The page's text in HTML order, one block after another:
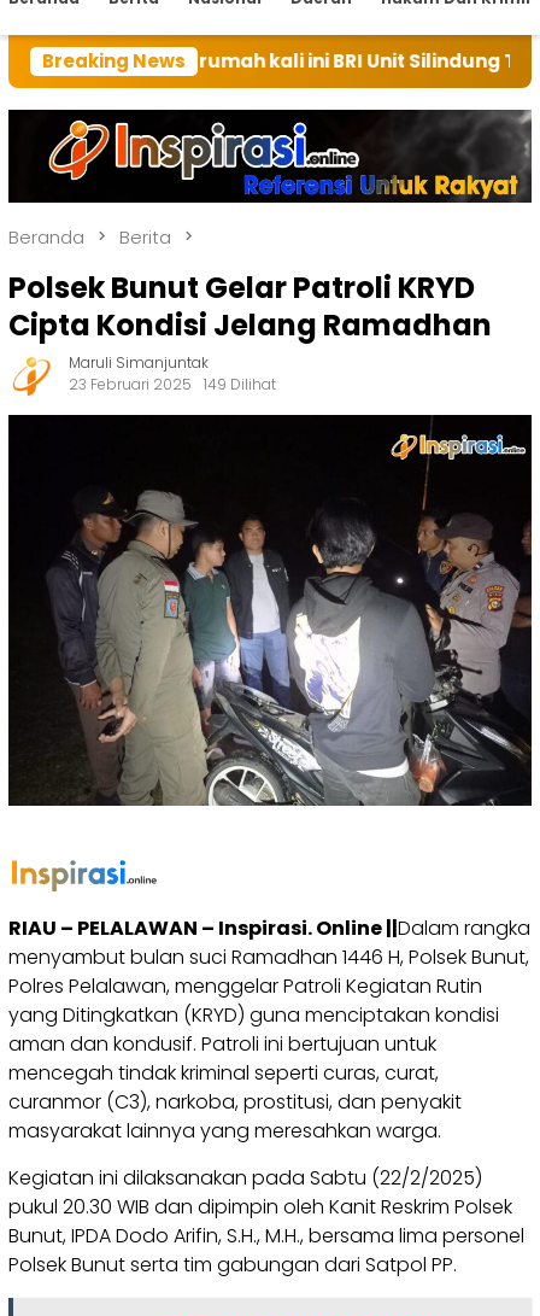
Breaking News
rumah kali ini BRI Unit Silindung Tarutung
Beranda Berita
Polsek Bunut Gelar Patroli KRYD
Cipta Kondisi Jelang Ramadhan
Maruli Simanjuntak
23 Februari 2025
149 Dilihat
RIAU – PELALAWAN – Inspirasi. Online ||Dalam rangka
menyambut bulan suci Ramadhan 1446 H, Polsek Bunut,
Polres Pelalawan, menggelar Patroli Kegiatan Rutin
yang Ditingkatkan (KRYD) guna menciptakan kondisi
aman dan kondusif. Patroli ini bertujuan untuk
mencegah tindak kriminal seperti curas, curat,
curanmor (C3), narkoba, prostitusi, dan penyakit
masyarakat lainnya yang meresahkan warga.
Kegiatan ini dilaksanakan pada Sabtu (22/2/2025)
pukul 20.30 WIB dan dipimpin oleh Kanit Reskrim Polsek
Bunut, IPDA Dodo Arifin, S.H., M.H., bersama lima personel
Polsek Bunut serta tim gabungan dari Satpol PP.